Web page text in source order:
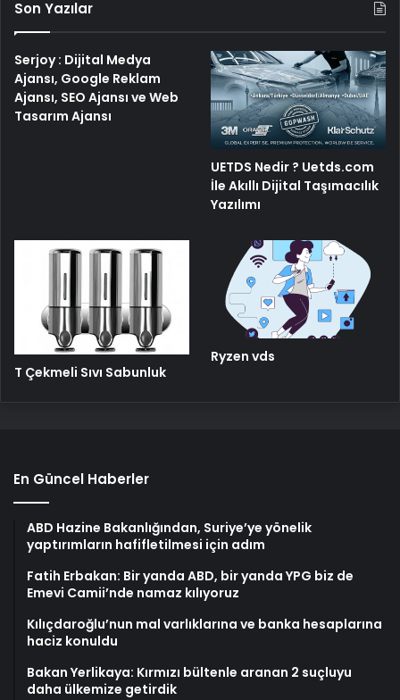
Son Yazılar
Serjoy : Dijital Medya
Ajansı, Google Reklam
Ajansı, SEO Ajansı ve Web
Tasarım Ajansı
UETDS Nedir ? Uetds.com
İle Akıllı Dijital Taşımacılık
Yazılımı
T Çekmeli Sıvı Sabunluk
Ryzen vds
En Güncel Haberler
ABD Hazine Bakanlığından, Suriye’ye yönelik
yaptırımların hafifletilmesi için adım
Fatih Erbakan: Bir yanda ABD, bir yanda YPG biz de
Emevi Camii’nde namaz kılıyoruz
Kılıçdaroğlu’nun mal varlıklarına ve banka hesaplarına
haciz konuldu
Bakan Yerlikaya: Kırmızı bültenle aranan 2 suçluyu
daha ülkemize getirdik